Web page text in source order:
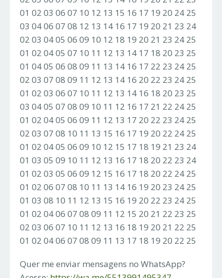
01 02 03 06 07 10 12 13 15 16 17 19 20 24 25
03 04 06 07 08 12 13 14 16 17 19 20 21 23 24
02 03 04 05 06 09 10 12 18 19 20 21 23 24 25
01 02 04 05 07 10 11 12 13 14 17 18 20 23 25
01 04 05 06 08 09 11 13 14 16 17 22 23 24 25
02 03 07 08 09 11 12 13 14 16 20 22 23 24 25
01 02 03 06 07 10 11 12 13 14 16 18 20 23 25
03 04 05 07 08 09 10 11 12 16 17 21 22 24 25
01 02 04 05 06 09 11 12 13 17 20 22 23 24 25
02 03 07 08 10 11 13 15 16 17 19 20 22 24 25
01 02 04 05 06 09 10 12 15 17 18 19 21 23 24
01 03 05 09 10 11 12 13 16 17 18 20 22 23 24
01 02 03 05 06 09 12 15 16 17 18 20 22 24 25
01 02 06 07 08 10 11 13 14 16 19 20 23 24 25
01 03 08 10 11 12 13 15 16 19 20 22 23 24 25
01 02 04 06 07 08 09 11 12 15 20 21 22 23 25
02 03 06 07 10 11 12 13 16 18 19 20 21 22 25
01 02 04 06 07 08 09 11 13 17 18 19 20 22 25
Quer me enviar mensagens no WhatsApp?